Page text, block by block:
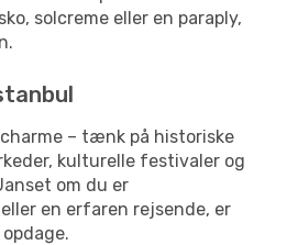
solcreme eller en paraply,
– tænk på historiske
kulturelle festivaler og
om du er
en erfaren rejsende, er